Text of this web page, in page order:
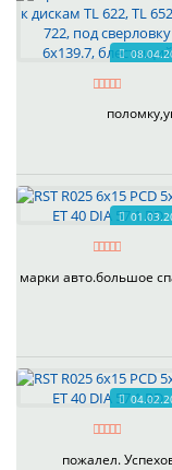
марки авто.большое
пожалел.